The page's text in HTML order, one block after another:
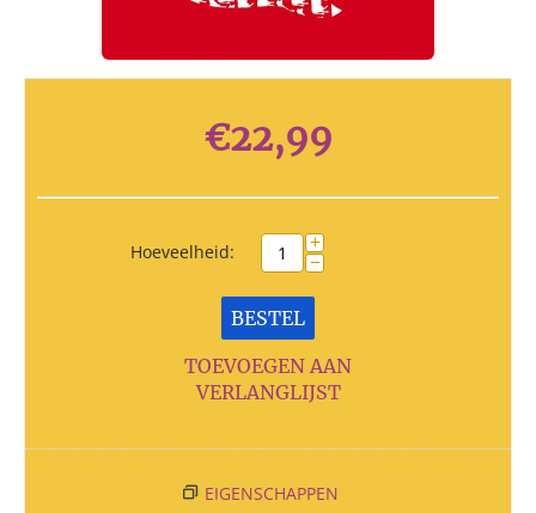
€22,99
Hoeveelheid: +
−
BESTEL
TOEVOEGEN AAN
VERLANGLIJST
EIGENSCHAPPEN